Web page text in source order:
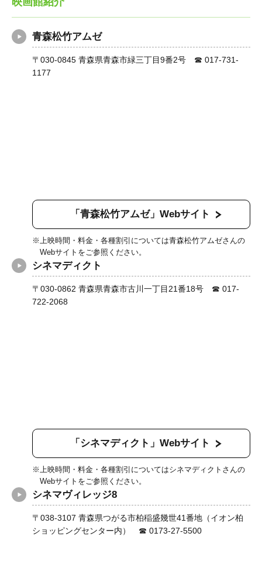
青森松竹アムゼ
〒030-0845 青森県青森市緑三丁目9番2号 ☎ 017-731-
1177
「青森松竹アムゼ」Webサイト
上映時間・料金・各種割引については青森松竹アムゼさんの
Webサイトをご参照ください。
シネマディクト
〒030-0862 青森県青森市古川一丁目21番18号 ☎ 017-
722-2068
「シネマディクト」Webサイト
上映時間・料金・各種割引についてはシネマディクトさんの
Webサイトをご参照ください。
シネマヴィレッジ8
〒038-3107 青森県つがる市柏稲盛幾世41番地（イオン柏
ショッピングセンター内） ☎ 0173-27-5500